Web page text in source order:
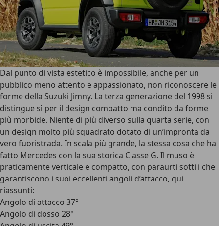
Dal punto di vista estetico è impossibile, anche per un
pubblico meno attento e appassionato, non riconoscere le
forme della Suzuki Jimny. La terza generazione del 1998 si
distingue sì per il design compatto ma condito da forme
più morbide. Niente di più diverso sulla quarta serie, con
un design molto più squadrato dotato di un’impronta da
vero fuoristrada. In scala più grande, la stessa cosa che ha
fatto Mercedes con la sua storica Classe G. Il muso è
praticamente verticale e compatto, con paraurti sottili che
garantiscono i suoi eccellenti angoli d’attacco, qui
riassunti:
Angolo di attacco 37°
Angolo di dosso 28°